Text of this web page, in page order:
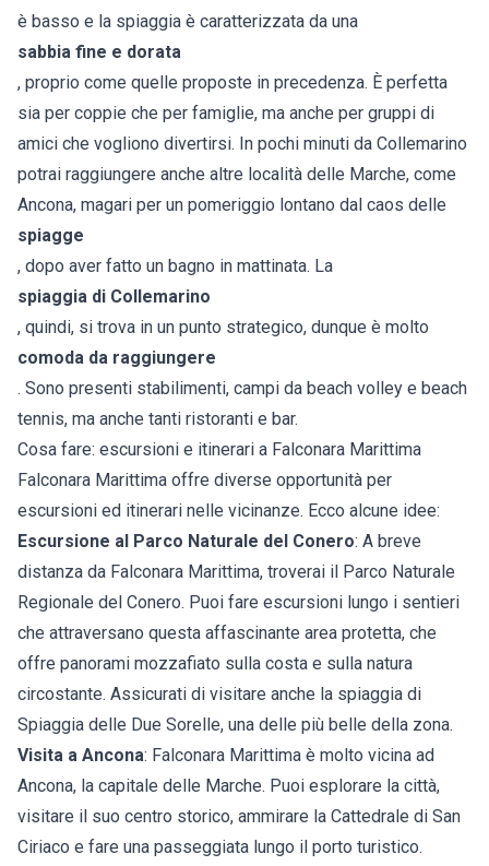
è basso e la spiaggia è caratterizzata da una
sabbia fine e dorata
, proprio come quelle proposte in precedenza. È perfetta
sia per coppie che per famiglie, ma anche per gruppi di
amici che vogliono divertirsi. In pochi minuti da Collemarino
potrai raggiungere anche altre località delle Marche, come
Ancona, magari per un pomeriggio lontano dal caos delle
spiagge
, dopo aver fatto un bagno in mattinata. La
spiaggia di Collemarino
, quindi, si trova in un punto strategico, dunque è molto
comoda da raggiungere
. Sono presenti stabilimenti, campi da beach volley e beach
tennis, ma anche tanti ristoranti e bar.
Cosa fare: escursioni e itinerari a Falconara Marittima
Falconara Marittima offre diverse opportunità per
escursioni ed itinerari nelle vicinanze. Ecco alcune idee:
Escursione al Parco Naturale del Conero: A breve
distanza da Falconara Marittima, troverai il Parco Naturale
Regionale del Conero. Puoi fare escursioni lungo i sentieri
che attraversano questa affascinante area protetta, che
offre panorami mozzafiato sulla costa e sulla natura
circostante. Assicurati di visitare anche la spiaggia di
Spiaggia delle Due Sorelle, una delle più belle della zona.
Visita a Ancona: Falconara Marittima è molto vicina ad
Ancona, la capitale delle Marche. Puoi esplorare la città,
visitare il suo centro storico, ammirare la Cattedrale di San
Ciriaco e fare una passeggiata lungo il porto turistico.